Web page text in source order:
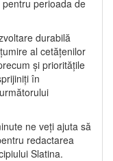
perioada de
durabilă
al cetățenilor
și prioritățile
în
ne veți ajuta să
redactarea
Slatina.